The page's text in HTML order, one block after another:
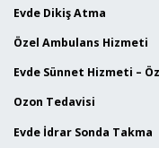
Evde Dikiş Atma
Özel Ambulans Hizmeti
Evde Sünnet Hizmeti –
Ozon Tedavisi
Evde İdrar Sonda Takma